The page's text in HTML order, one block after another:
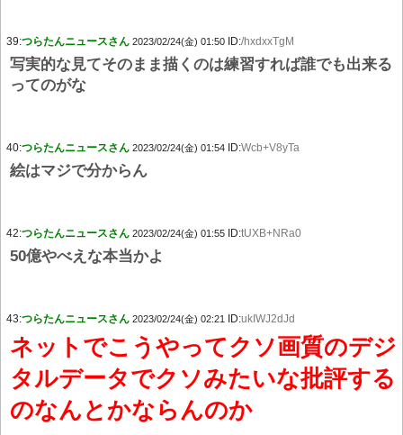
39:つらたんニュースさん 2023/02/24(金) 01:50 ID:/hxdxxTgM
写実的な見てそのまま描くのは練習すれば誰でも出来る
ってのがな
40:つらたんニュースさん 2023/02/24(金) 01:54 ID:Wcb+V8yTa
絵はマジで分からん
42:つらたんニュースさん 2023/02/24(金) 01:55 ID:tUXB+NRa0
50億やべえな本当かよ
43:つらたんニュースさん 2023/02/24(金) 02:21 ID:ukIWJ2dJd
ネットでこうやってクソ画質のデジ
タルデータでクソみたいな批評する
のなんとかならんのか